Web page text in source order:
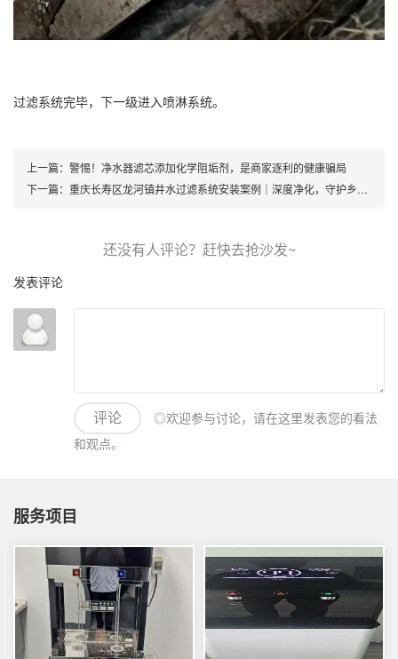
过滤系统完毕，下一级进入喷淋系统。
上一篇： 警惕！净水器滤芯添加化学阻垢剂，是商家逐利的健康骗局
下一篇： 重庆长寿区龙河镇井水过滤系统安装案例｜深度净化，守护乡村饮水安全
发表评论
评论
◎欢迎参与讨论，请在这里发表您的看法
和观点。
服务项目